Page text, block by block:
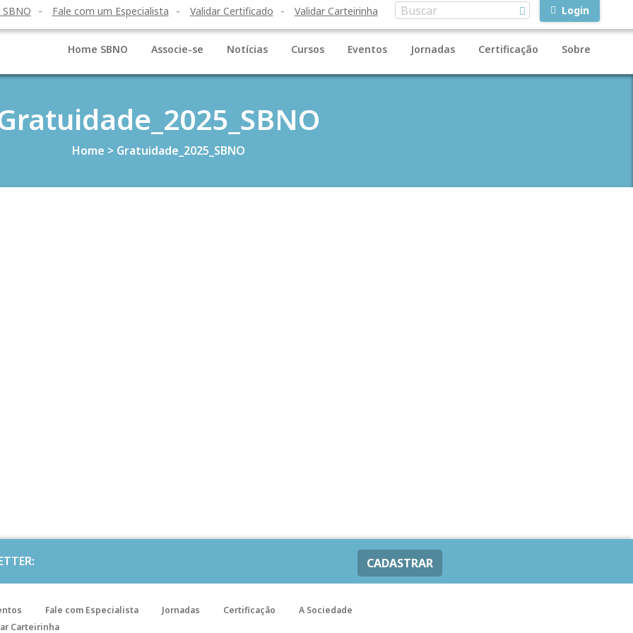
Fale com um Especialista Validar Certificado Validar Carteirinha Login
Home SBNO Associe-se Notícias Cursos Eventos Jornadas Certificação Sobre
Home > Gratuidade_2025_SBNO
CADASTRAR
Fale com Especialista Jornadas Certificação
A Sociedade
Carteirinha